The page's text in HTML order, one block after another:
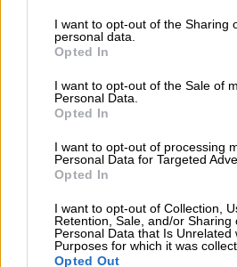
I want to opt-out of the Sharing
personal data.
Opted In
I want to opt-out of the Sale of
Personal Data.
Opted In
I want to opt-out of processing
Personal Data for Targeted
Opted In
I want to opt-out of Collection,
Retention, Sale, and/or Sharing
Personal Data that Is Unrelated
Purposes for which it was
Opted Out
Contatti
Privacy
policy
Etimologia e significato del nome
Cartoline di